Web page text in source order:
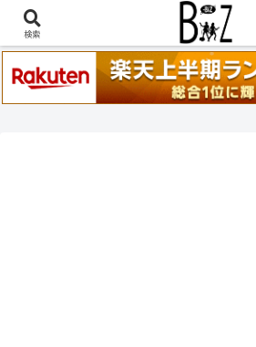
稲葉浩志『en-Zepp』『enⅣ』セ
検索